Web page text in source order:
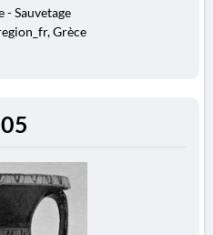
- Sauvetage
Grèce